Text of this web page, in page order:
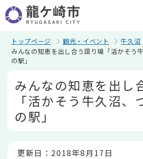
の
ペ
トップページ 観光・イベント 牛久沼
みんなの知恵を出し合う語り場「活かそう
の駅」
みんなの知恵を出し
「活かそう牛久沼、
の駅」
更新日：2018年8月17日